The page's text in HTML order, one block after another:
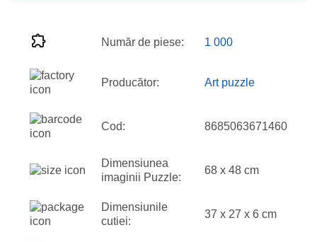
Număr de piese: 1 000
Producător: Art puzzle
Cod: 8685063671460
Dimensiunea
imaginii Puzzle:
68 x 48 cm
Dimensiunile
cutiei:
37 x 27 x 6 cm